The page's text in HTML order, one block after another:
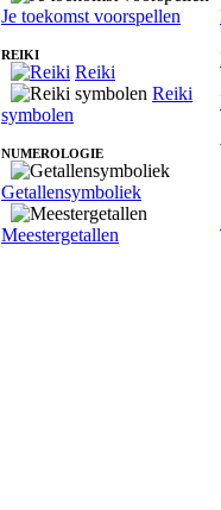
Je toekomst voorspellen
REIKI
Reiki
Reiki
symbolen
NUMEROLOGIE
Getallensymboliek
Meestergetallen